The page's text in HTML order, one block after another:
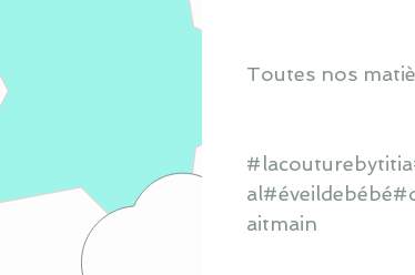
Toutes nos
aitmain